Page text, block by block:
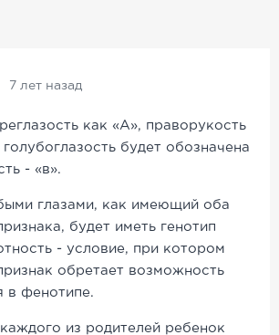
7 лет назад
как «А», праворукость
голубоглазость будет обозначена
- «в».
глазами, как имеющий оба
будет иметь генотип
- условие, при котором
обретает возможность
в фенотипе.
из родителей ребенок